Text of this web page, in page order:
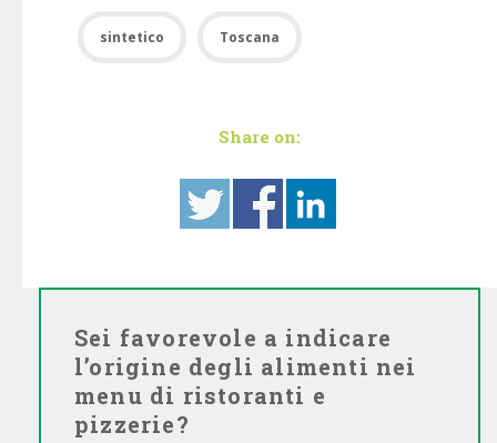
sintetico Toscana
Share on:
Sei favorevole a indicare
l’origine degli alimenti nei
menu di ristoranti e
pizzerie?